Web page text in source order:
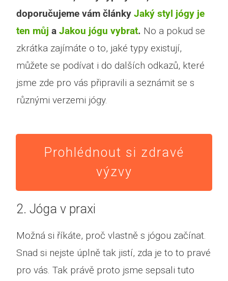
doporučujeme vám články Jaký styl jógy je
ten můj a Jakou jógu vybrat. No a pokud se
zkrátka zajímáte o to, jaké typy existují,
můžete se podívat i do dalších odkazů, které
jsme zde pro vás připravili a seznámit se s
různými verzemi jógy.
Prohlédnout si zdravé
výzvy
2. Jóga v praxi
Možná si říkáte, proč vlastně s jógou začínat.
Snad si nejste úplně tak jistí, zda je to to pravé
pro vás. Tak právě proto jsme sepsali tuto